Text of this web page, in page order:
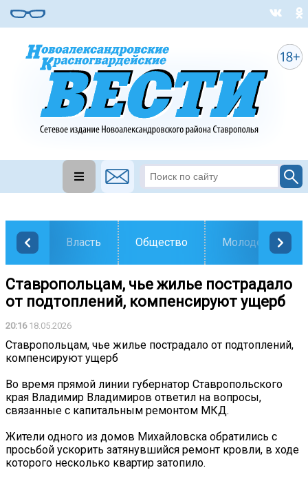
Власть Общество Молодежь
Ставропольцам, чье жилье пострадало
от подтоплений, компенсируют ущерб
20:1618.05.2026
Ставропольцам, чье жилье пострадало от подтоплений,
компенсируют ущерб
Во время прямой линии губернатор Ставропольского
края Владимир Владимиров ответил на вопросы,
связанные с капитальным ремонтом МКД.
Жители одного из домов Михайловска обратились с
просьбой ускорить затянувшийся ремонт кровли, в ходе
которого несколько квартир затопило.